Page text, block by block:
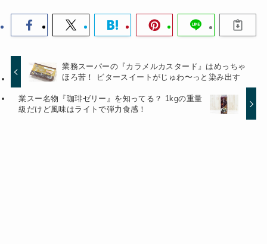
業務スーパーの『カラメルカスタード』はめっちゃ
ほろ苦！ ビタースイートがじゅわ〜っと染み出す
業スー名物『珈琲ゼリー』を知ってる？ 1kgの重量
級だけど風味はライトで弾力食感！